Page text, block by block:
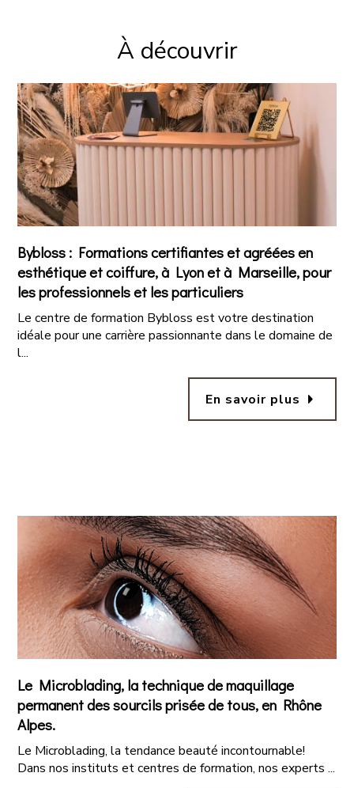
À découvrir
Bybloss : Formations certifiantes et agréées en
esthétique et coiffure, à Lyon et à Marseille, pour
les professionnels et les particuliers
Le centre de formation Bybloss est votre destination
idéale pour une carrière passionnante dans le domaine de
l...
En savoir plus arrow_right
Le Microblading, la technique de maquillage
permanent des sourcils prisée de tous, en Rhône
Alpes.
Le Microblading, la tendance beauté incontournable!
Dans nos instituts et centres de formation, nos experts ...